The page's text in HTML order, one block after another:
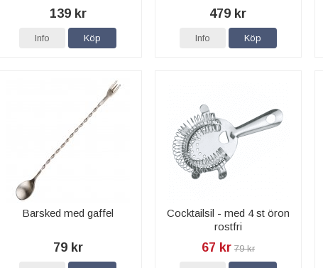
139 kr
Info Köp
479 kr
Info Köp
Barsked med gaffel
79 kr
Cocktailsil - med 4 st öron
rostfri
67 kr 79 kr